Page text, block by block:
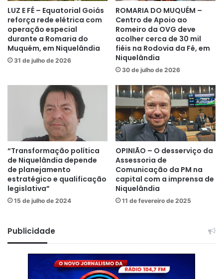
LUZ E FÉ – Equatorial Goiás
reforça rede elétrica com
operação especial
durante a Romaria do
Muquém, em Niquelândia
31 de julho de 2026
ROMARIA DO MUQUÉM –
Centro de Apoio ao
Romeiro da OVG deve
acolher cerca de 30 mil
fiéis na Rodovia da Fé, em
Niquelândia
30 de julho de 2026
“Transformação política
de Niquelândia depende
de planejamento
estratégico e qualificação
legislativa”
15 de julho de 2024
OPINIÃO – O desserviço da
Assessoria de
Comunicação da PM na
capital com a imprensa de
Niquelândia
11 de fevereiro de 2025
Publicidade